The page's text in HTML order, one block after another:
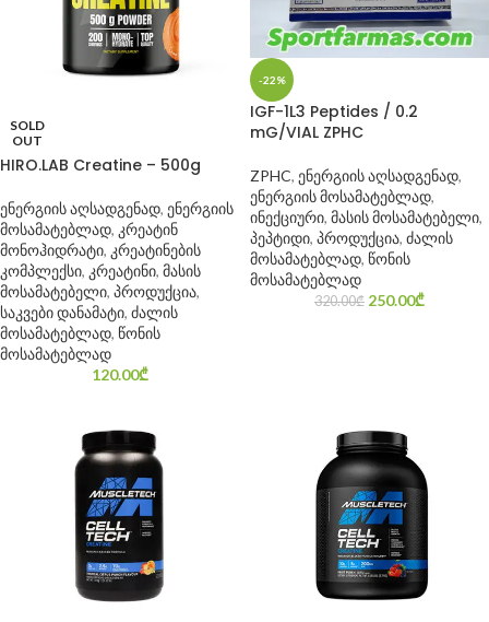
SOLD
OUT
HIRO.LAB Creatine – 500g
ენერგიის აღსადგენად, ენერგიის
მოსამატებლად, კრეატინ
მონოჰიდრატი, კრეატინების
კომპლექსი, კრეატინი, მასის
მოსამატებელი, პროდუქცია,
საკვები დანამატი, ძალის
მოსამატებლად, წონის
მოსამატებლად
120.00₾
-22%
IGF-1L3 Peptides / 0.2
mG/VIAL ZPHC
ZPHC, ენერგიის აღსადგენად,
ენერგიის მოსამატებლად,
ინექციური, მასის მოსამატებელი,
პეპტიდი, პროდუქცია, ძალის
მოსამატებლად, წონის
მოსამატებლად
320.00₾ 250.00₾